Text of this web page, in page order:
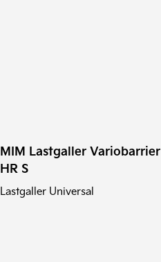
MIM Lastgaller Variobarrier
HR S
Lastgaller Universal